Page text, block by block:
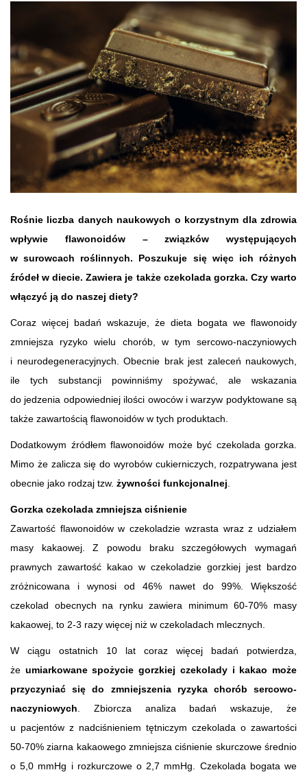
Rośnie liczba danych naukowych o korzystnym dla zdrowia
wpływie flawonoidów – związków występujących
w surowcach roślinnych. Poszukuje się więc ich różnych
źródeł w diecie. Zawiera je także czekolada gorzka. Czy warto
włączyć ją do naszej diety?
Coraz więcej badań wskazuje, że dieta bogata we flawonoidy
zmniejsza ryzyko wielu chorób, w tym sercowo-naczyniowych
i neurodegeneracyjnych. Obecnie brak jest zaleceń naukowych,
ile tych substancji powinniśmy spożywać, ale wskazania
do jedzenia odpowiedniej ilości owoców i warzyw podyktowane są
także zawartością flawonoidów w tych produktach.
Dodatkowym źródłem flawonoidów może być czekolada gorzka.
Mimo że zalicza się do wyrobów cukierniczych, rozpatrywana jest
obecnie jako rodzaj tzw. żywności funkcjonalnej
Gorzka czekolada zmniejsza ciśnienie
Zawartość flawonoidów w czekoladzie wzrasta wraz z udziałem
masy kakaowej. Z powodu braku szczegółowych wymagań
prawnych zawartość kakao w czekoladzie gorzkiej jest bardzo
zróżnicowana i wynosi od 46% nawet do 99%. Większość
czekolad obecnych na rynku zawiera minimum 60-70% masy
kakaowej, to 2-3 razy więcej niż w czekoladach mlecznych.
W ciągu ostatnich 10 lat coraz więcej badań potwierdza,
że umiarkowane spożycie gorzkiej czekolady i kakao może
przyczyniać się do zmniejszenia ryzyka chorób sercowo-
naczyniowych . Zbiorcza analiza badań wskazuje, że
u pacjentów z nadciśnieniem tętniczym czekolada o zawartości
50-70% ziarna kakaowego zmniejsza ciśnienie skurczowe średnio
o 5,0 mmHg i rozkurczowe o 2,7 mmHg. Czekolada bogata we